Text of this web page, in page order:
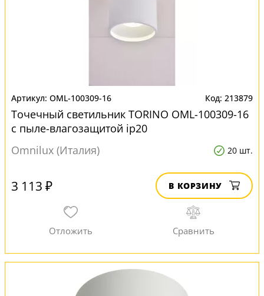
OML-100309-16 213879
Точечный светильник TORINO OML-100309-16
с пыле-влагозащитой ip20
Omnilux (Италия)
20 шт.
3 113 ₽ В КОРЗИНУ